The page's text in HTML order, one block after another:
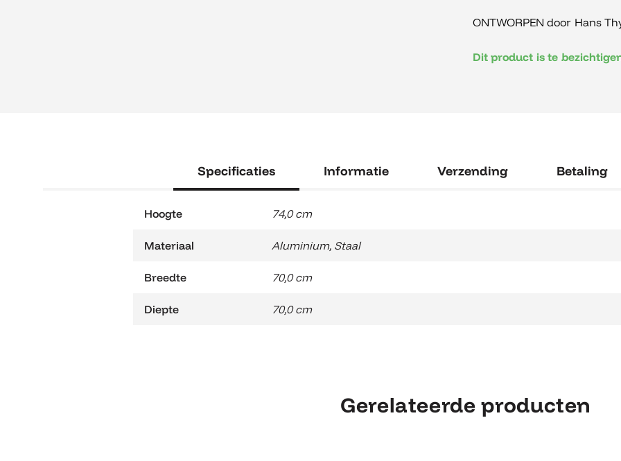
ONTWORPEN door Hans
Dit product is te
Specificaties Informatie Verzending Betaling
Hoogte 74,0 cm
Materiaal Aluminium, Staal
Breedte 70,0 cm
Diepte 70,0 cm
Gerelateerde producten